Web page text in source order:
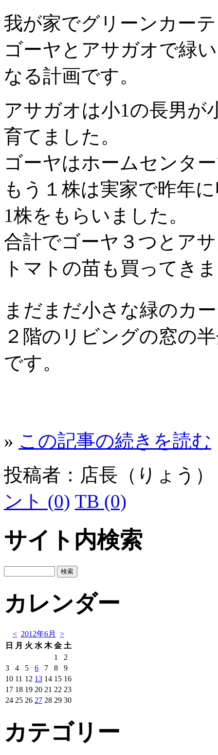
我が家でグリーンカー
ゴーヤとアサガオで緑
なる計画です。
アサガオは小1の長男が
育てました。
ゴーヤはホームセンタ
もう１株は実家で昨年
1株をもらいました。
合計でゴーヤ３つとア
トマトの苗も買ってき
まだまだ小さな緑のカ
２階のリビングの窓の
です。
» この記事の続きを読む
投稿者：店長（りょう
ント (0) TB (0)
サイト内検索
カレンダー
< 2012年6月
>
日
月 火 水 木 金 土
1
2
3
4 5 6 7 8
9
10 11 12 13 14 15 16
17 18 19 20 21 22 23
24 25 26 27 28 29 30
カテゴリー